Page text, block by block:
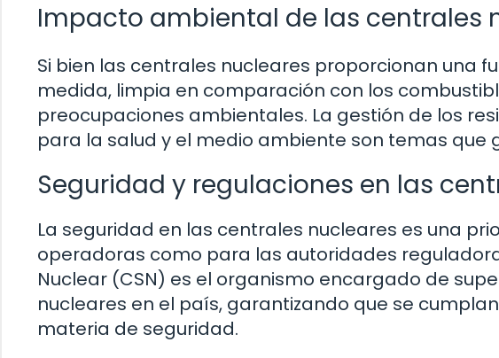
Impacto ambiental de las centrales
Si bien las centrales nucleares proporcionan una
medida, limpia en comparación con los
preocupaciones ambientales. La gestión de los
para la salud y el medio ambiente son temas que
Seguridad y regulaciones en las
La seguridad en las centrales nucleares es una
operadoras como para las autoridades
Nuclear (CSN) es el organismo encargado de
nucleares en el país, garantizando que se
materia de seguridad.